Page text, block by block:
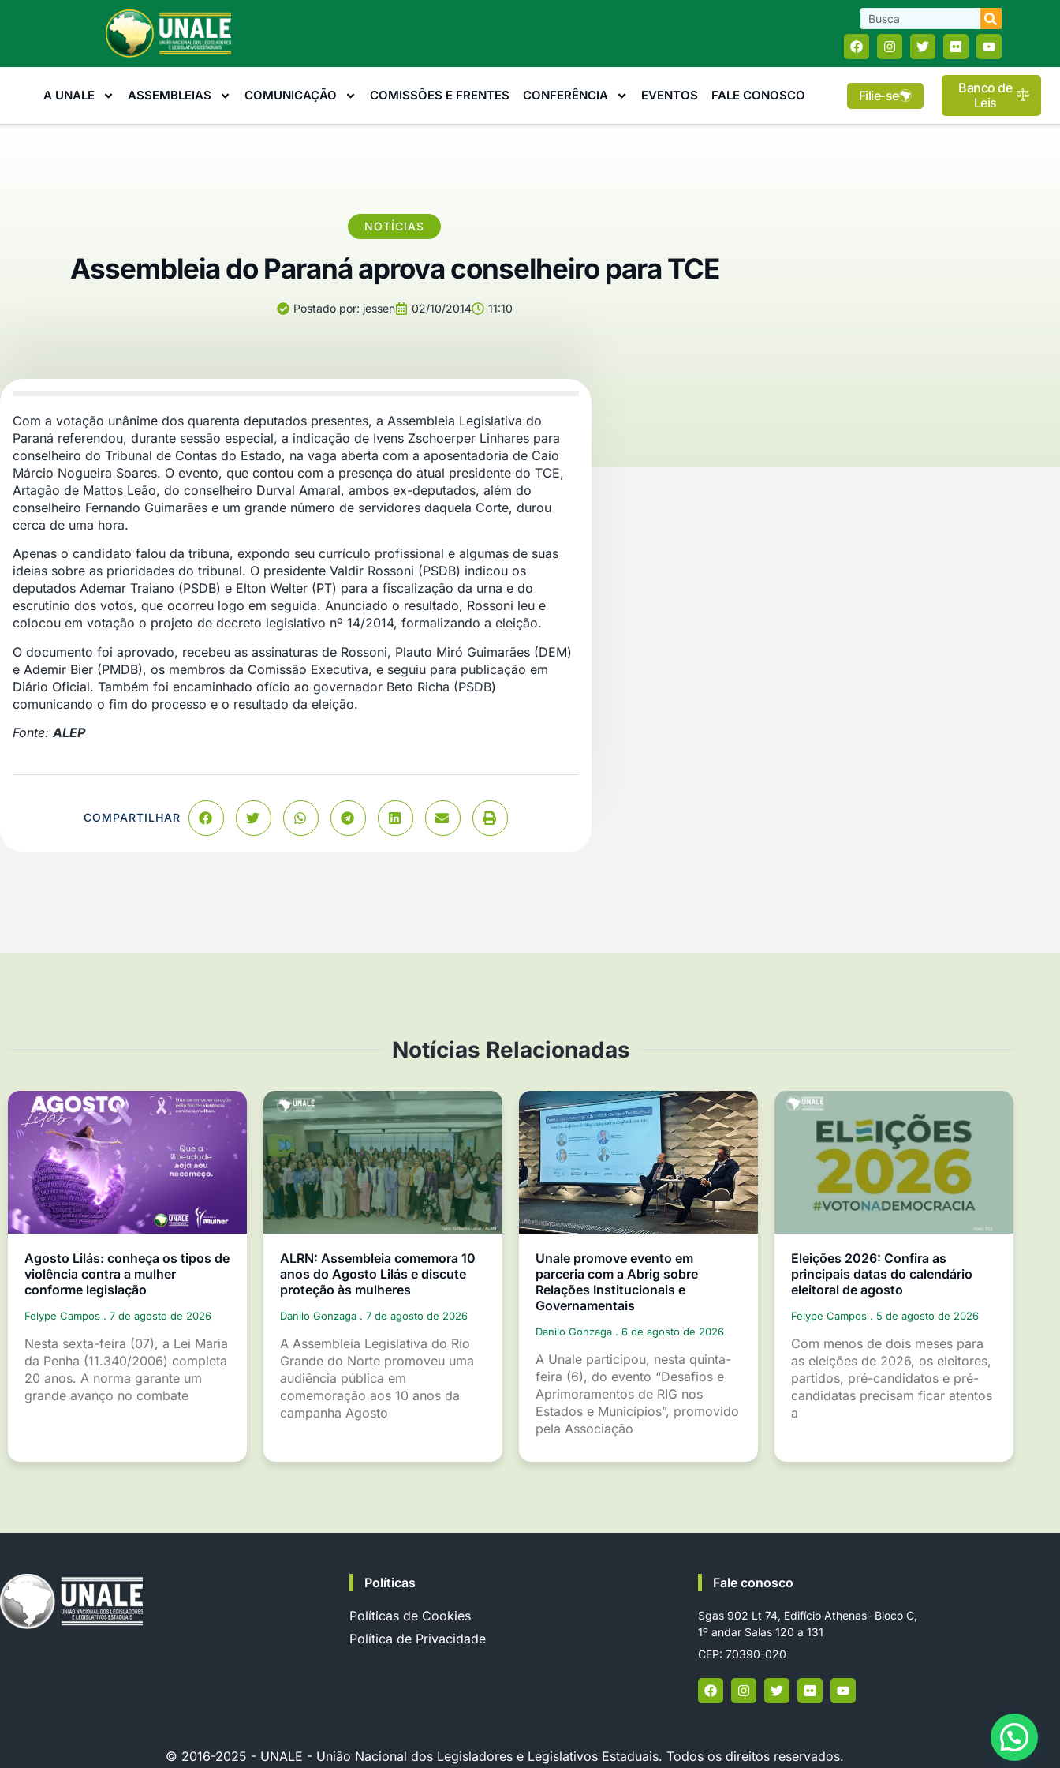
A UNALE ASSEMBLEIAS COMUNICAÇÃO COMISSÕES E FRENTES CONFERÊNCIA EVENTOS FALE CONOSCO Filie-se
Banco de
Leis
NOTÍCIAS
Assembleia do Paraná aprova conselheiro para TCE
Postado por: jessen 02/10/2014 11:10
Com a votação unânime dos quarenta deputados presentes, a Assembleia Legislativa do
Paraná referendou, durante sessão especial, a indicação de Ivens Zschoerper Linhares para
conselheiro do Tribunal de Contas do Estado, na vaga aberta com a aposentadoria de Caio
Márcio Nogueira Soares. O evento, que contou com a presença do atual presidente do TCE,
Artagão de Mattos Leão, do conselheiro Durval Amaral, ambos ex-deputados, além do
conselheiro Fernando Guimarães e um grande número de servidores daquela Corte, durou
cerca de uma hora.
Apenas o candidato falou da tribuna, expondo seu currículo profissional e algumas de suas
ideias sobre as prioridades do tribunal. O presidente Valdir Rossoni (PSDB) indicou os
deputados Ademar Traiano (PSDB) e Elton Welter (PT) para a fiscalização da urna e do
escrutínio dos votos, que ocorreu logo em seguida. Anunciado o resultado, Rossoni leu e
colocou em votação o projeto de decreto legislativo nº 14/2014, formalizando a eleição.
O documento foi aprovado, recebeu as assinaturas de Rossoni, Plauto Miró Guimarães (DEM)
e Ademir Bier (PMDB), os membros da Comissão Executiva, e seguiu para publicação em
Diário Oficial. Também foi encaminhado ofício ao governador Beto Richa (PSDB)
comunicando o fim do processo e o resultado da eleição.
Fonte:ALEP
COMPARTILHAR
Notícias Relacionadas
Agosto Lilás: conheça os tipos de
violência contra a mulher
conforme legislação
Felype Campos 7 de agosto de 2026
Nesta sexta-feira (07), a Lei Maria
da Penha (11.340/2006) completa
20 anos. A norma garante um
grande avanço no combate
ALRN: Assembleia comemora 10
anos do Agosto Lilás e discute
proteção às mulheres
Danilo Gonzaga 7 de agosto de 2026
A Assembleia Legislativa do Rio
Grande do Norte promoveu uma
audiência pública em
comemoração aos 10 anos da
campanha Agosto
Unale promove evento em
parceria com a Abrig sobre
Relações Institucionais e
Governamentais
Danilo Gonzaga 6 de agosto de 2026
A Unale participou, nesta quinta-
feira (6), do evento “Desafios e
Aprimoramentos de RIG nos
Estados e Municípios”, promovido
pela Associação
Eleições 2026: Confira as
principais datas do calendário
eleitoral de agosto
Felype Campos 5 de agosto de 2026
Com menos de dois meses para
as eleições de 2026, os eleitores,
partidos, pré-candidatos e pré-
candidatas precisam ficar atentos
a
Políticas
Políticas de Cookies
Política de Privacidade
Fale conosco
Sgas 902 Lt 74, Edifício Athenas- Bloco C,
1º andar Salas 120 a 131
CEP: 70390-020
© 2016-2025 - UNALE - União Nacional dos Legisladores e Legislativos Estaduais. Todos os direitos reservados.